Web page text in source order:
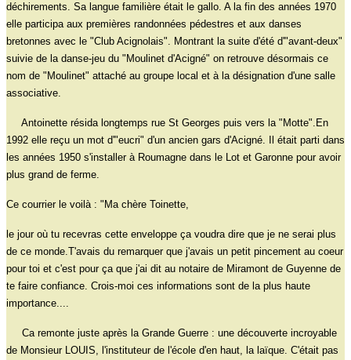
déchirements. Sa langue familière était le gallo. A la fin des années 1970
elle participa aux premières randonnées pédestres et aux danses
bretonnes avec le "Club Acignolais". Montrant la suite d'été d'"avant-deux"
suivie de la danse-jeu du "Moulinet d'Acigné" on retrouve désormais ce
nom de "Moulinet" attaché au groupe local et à la désignation d'une salle
associative.
Antoinette résida longtemps rue St Georges puis vers la "Motte".En
1992 elle reçu un mot d'"eucri" d'un ancien gars d'Acigné. Il était parti dans
les années 1950 s'installer à Roumagne dans le Lot et Garonne pour avoir
plus grand de ferme.
Ce courrier le voilà : "Ma chère Toinette,
le jour où tu recevras cette enveloppe ça voudra dire que je ne serai plus
de ce monde.T'avais du remarquer que j'avais un petit pincement au coeur
pour toi et c'est pour ça que j'ai dit au notaire de Miramont de Guyenne de
te faire confiance. Crois-moi ces informations sont de la plus haute
importance....
Ca remonte juste après la Grande Guerre : une découverte incroyable
de Monsieur LOUIS, l'instituteur de l'école d'en haut, la laïque. C'était pas